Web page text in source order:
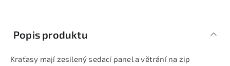
Popis produktu
Kraťasy mají zesílený sedací panel a větrání na zip